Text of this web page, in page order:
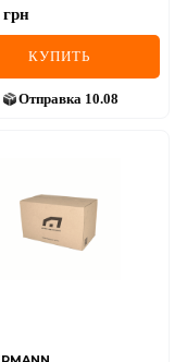
грн
КУПИТЬ
Отправка 10.08